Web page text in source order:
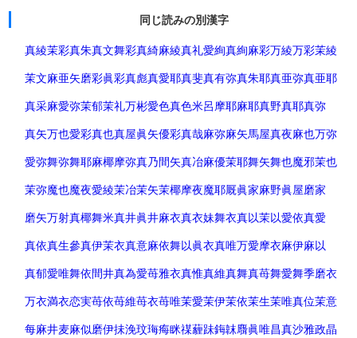
同じ読みの別漢字
真綾茉彩真朱真文舞彩真綺麻綾真礼愛絢真絢麻彩万綾万彩茉綾
茉文麻亜矢磨彩眞彩真彪真愛耶真斐真有弥真朱耶真亜弥真亜耶
真采麻愛弥茉郁茉礼万彬愛色真色米呂摩耶麻耶真野真耶真弥
真矢万也愛彩真也真屋眞矢優彩真哉麻弥麻矢馬屋真夜麻也万弥
愛弥舞弥舞耶麻椰摩弥真乃間矢真冶麻優茉耶舞矢舞也魔邪茉也
茉弥魔也魔夜愛綾茉冶茉矢茉椰摩夜魔耶厩眞家麻野眞屋磨家
磨矢万射真椰舞米真井眞井麻衣真衣妹舞衣真以茉以愛依真愛
真依真生參真伊茉衣真意麻依舞以眞衣真唯万愛摩衣麻伊麻以
真郁愛唯舞依間井真為愛苺雅衣真惟真維真舞真苺舞愛舞季磨衣
万衣満衣恋実苺依苺維苺衣苺唯茉愛茉伊茉依茉生茉唯真位茉意
每麻井麦麻似磨伊抺浼玟珻痗眯禖薶跊鋂韎麛眞唯昌真沙雅政晶